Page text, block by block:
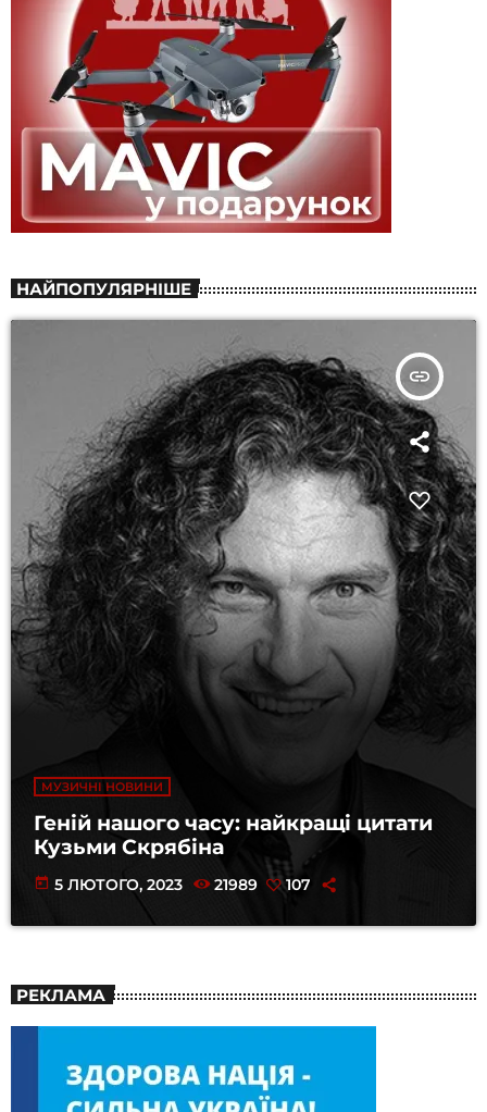
НАЙПОПУЛЯРНІШЕ
insert_link
МУЗИЧНІ НОВИНИ
Геній нашого часу: найкращі цитати
Кузьми Скрябіна
today 5 ЛЮТОГО, 2023 21989 107
РЕКЛАМА